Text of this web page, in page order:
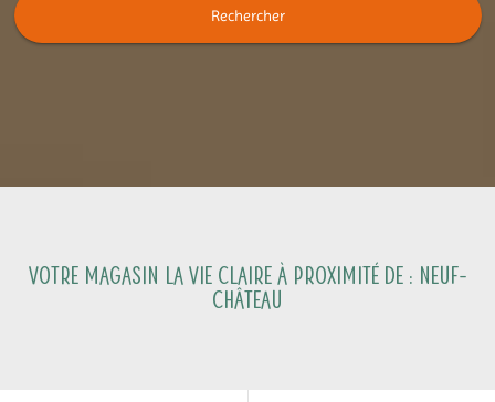
Rechercher
Votre magasin La Vie Claire à proximité de : Neuf-
Château